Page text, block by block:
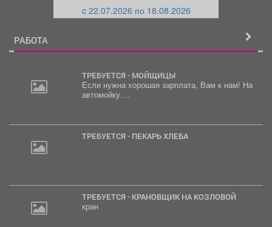
c 22.07.2026 по 18.08.2026
РАБОТА
ТРЕБУЕТСЯ - МОЙЩИЦЫ
Если нужна хорошая зарплата, Вам к нам! На
автомойку....
ТРЕБУЕТСЯ - ПЕКАРЬ ХЛЕБА
ТРЕБУЕТСЯ - КРАНОВЩИК НА КОЗЛОВОЙ
кран